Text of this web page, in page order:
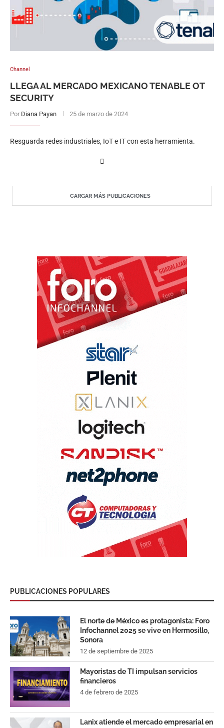
Channel
LLEGA AL MERCADO MEXICANO TENABLE OT
SECURITY
Por Diana Payan 25 de marzo de 2024
Resguarda redes industriales, IoT e IT con esta herramienta.
CARGAR MÁS PUBLICACIONES
PUBLICACIONES POPULARES
El norte de México es protagonista: Foro
Infochannel 2025 se vive en Hermosillo,
Sonora
12 de septiembre de 2025
Mayoristas de TI impulsan servicios
financieros
4 de febrero de 2025
Lanix atiende el mercado empresarial en